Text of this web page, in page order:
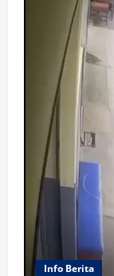
Info Berita